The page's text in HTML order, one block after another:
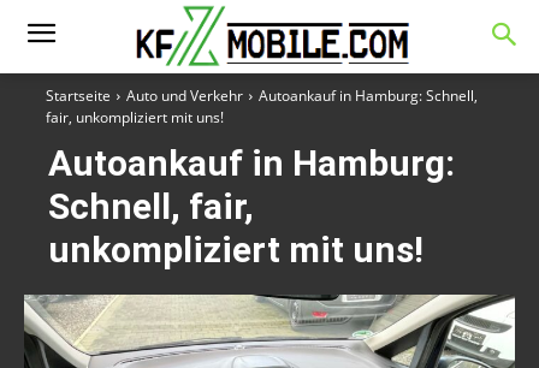
Startseite Auto und Verkehr
Autoankauf in Hamburg: Schnell,
fair, unkompliziert mit uns!
Autoankauf in Hamburg:
Schnell, fair,
unkompliziert mit uns!